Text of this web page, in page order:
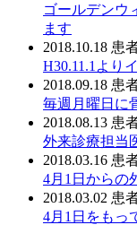
ゴールデンウ
ます
2018.10.18 患
H30.11.1より
2018.09.18 患
毎週月曜日に
2018.08.13 患
外来診療担当
2018.03.16 患
4月1日からの
2018.03.02 患
4月1日をもっ